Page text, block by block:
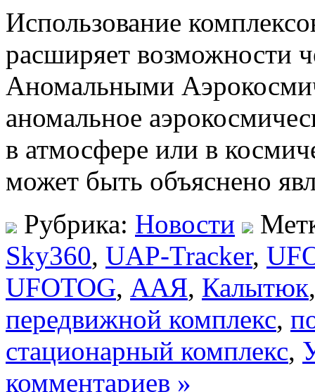
Использование
расширяет возможности
Аномальными
аномальное
в атмосфере или в
может быть объяснено
Рубрика: Новости
Sky360, UAP-Tracker,
UFOTOG, ААЯ, Калытюк
передвижной комплекс,
стационарный комплекс,
комментариев »